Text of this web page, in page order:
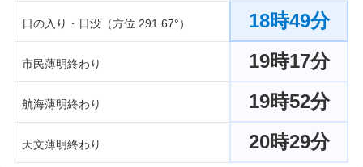
日の入り・日没（方位 291.67°） 18時49分
市民薄明終わり 19時17分
航海薄明終わり 19時52分
天文薄明終わり 20時29分